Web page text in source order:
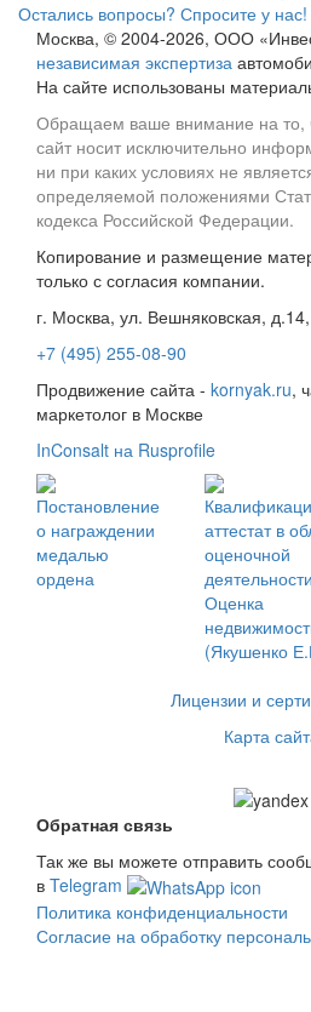
Остались вопросы? Спросите у нас!
Москва, © 2004-2026, ООО
независимая экспертиза
На сайте использованы
Обращаем ваше внимание на то,
сайт носит исключительно
ни при каких условиях не
определяемой положениями
кодекса Российской Федерации.
Копирование и размещение
только с согласия компании.
г. Москва, ул. Вешняковская,
+7 (495) 255-08-90
Продвижение сайта - kornyak.ru,
маркетолог в Москве
InConsalt на Rusprofile
Лицензии и
Карта
Обратная связь
Так же вы можете отправить
в Telegram
Политика конфиденциальности
Согласие на обработку